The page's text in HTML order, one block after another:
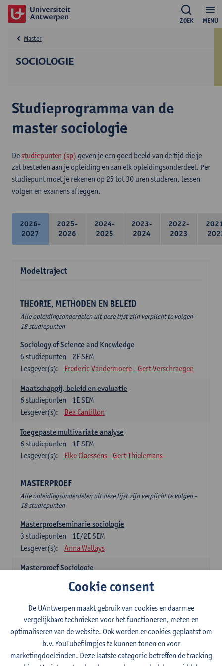
MENU
ZOEK
SOCIOLOGIE
Master
Studieprogramma van de
master sociologie
De studiepunten (sp) geven je een goed beeld van de tijd die je
zal besteden aan je opleiding en aan elk opleidingsonderdeel. Per
studiepunt moet je rekenen op 25 tot 30 uren studeren, lessen
volgen en examens afleggen.
2026-
2027
2025-
2026
2024-
2025
2023-
2024
2022-
2023
Modeltraject
THEORIE, METHODEN EN BELEID
Alle opleidingsonderdelen uit deze lijst zijn verplicht te volgen -
18 studiepunten
Sociology of Science and Knowledge
2E SEM
6 studiepunten
Lesgever(s):
Frederic Vandermoere Gert Verschraegen
Maatschappij, beleid en evaluatie
1E SEM
6 studiepunten
Lesgever(s):
Bea Cantillon
Toegepaste multivariate analyse
1E SEM
6 studiepunten
Lesgever(s):
Elke Claessens Gert Thielemans
MASTERPROEF
Alle opleidingsonderdelen uit deze lijst zijn verplicht te volgen -
18 studiepunten
Masterproefseminarie sociologie
1E/2E SEM
3 studiepunten
Lesgever(s):
Anna Wallays
Masterproef Sociologie
2E SEM
- NNB
SPECIALISATIE SOCIOLOGIE - twee clusters te
kiezen uit onderstaande lijst (24sp)
Specialisatiecluster Arbeid
Alle opleidingsonderdelen uit deze lijst zijn verplicht te volgen -
12 studiepunten
Cookie consent
De UAntwerpen maakt gebruik van cookies en daarmee
vergelijkbare technieken voor het functioneren, meten en
optimaliseren van de website. Ook worden er cookies geplaatst om
b.v. YouTubefilmpjes te kunnen tonen en voor
marketingdoeleinden. Deze laatste categorie betreffen de tracking